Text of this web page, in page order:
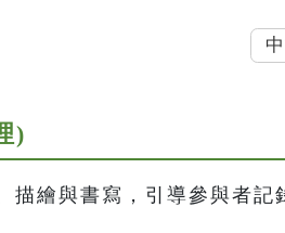
)
描繪與書寫，引導參與者記